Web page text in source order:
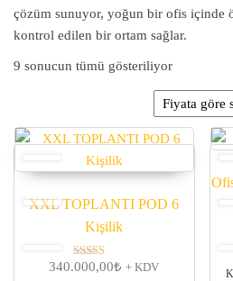
çözüm sunuyor, yoğun bir ofis içinde
kontrol edilen bir ortam sağlar.
9 sonucun tümü gösteriliyorFiyata
XXL TOPLANTI POD 6
Kişilik
5 üzerinden
340.000,00₺ + KDV